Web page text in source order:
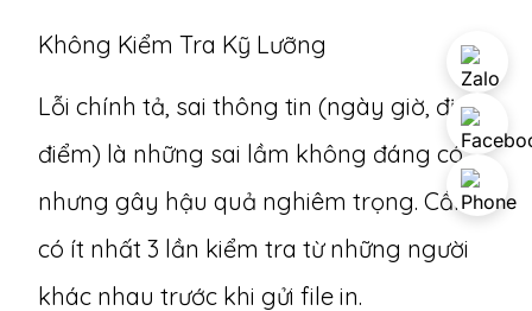
Không Kiểm Tra Kỹ Lưỡng
Lỗi chính tả, sai thông tin (ngày giờ, địa
điểm) là những sai lầm không đáng có
nhưng gây hậu quả nghiêm trọng. Cần
có ít nhất 3 lần kiểm tra từ những người
khác nhau trước khi gửi file in.